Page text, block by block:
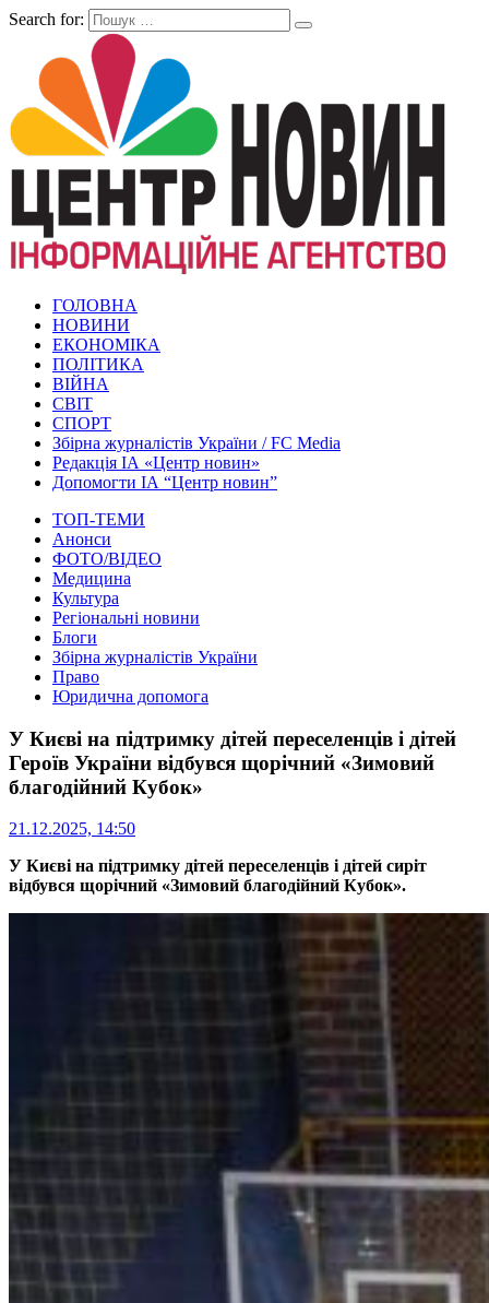
Search for:
ГОЛОВНА
НОВИНИ
ЕКОНОМІКА
ПОЛІТИКА
ВІЙНА
СВІТ
СПОРТ
Збірна журналістів України / FC Media
Редакція ІА «Центр новин»
Допомогти ІА “Центр новин”
ТОП-ТЕМИ
Анонси
ФОТО/ВІДЕО
Медицина
Культура
Регіональні новини
Блоги
Збірна журналістів України
Право
Юридична допомога
У Києві на підтримку дітей переселенців і дітей
Героїв України відбувся щорічний «Зимовий
благодійний Кубок»
21.12.2025, 14:50
У Києві на підтримку дітей переселенців і дітей сиріт
відбувся щорічний «Зимовий благодійний Кубок».